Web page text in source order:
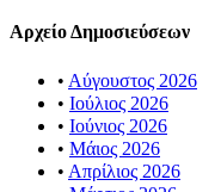
Αρχείο Δημοσιεύσεων
• Αύγουστος 2026
• Ιούλιος 2026
• Ιούνιος 2026
• Μάιος 2026
• Απρίλιος 2026